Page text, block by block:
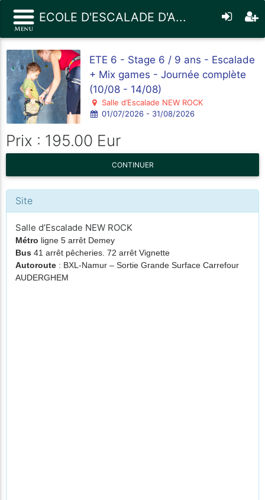
ECOLE D'ESCALADE D'A...
ETE 6 - Stage 6 / 9 ans - Escalade
+ Mix games - Journée complète
(10/08 - 14/08)
Salle d’Escalade NEW ROCK
01/07/2026 - 31/08/2026
Prix : 195.00 Eur
CONTINUER
Site
Salle d’Escalade NEW ROCK
Métro ligne 5 arrêt Demey
Bus 41 arrêt pêcheries. 72 arrêt Vignette
Autoroute : BXL-Namur – Sortie Grande Surface Carrefour
AUDERGHEM